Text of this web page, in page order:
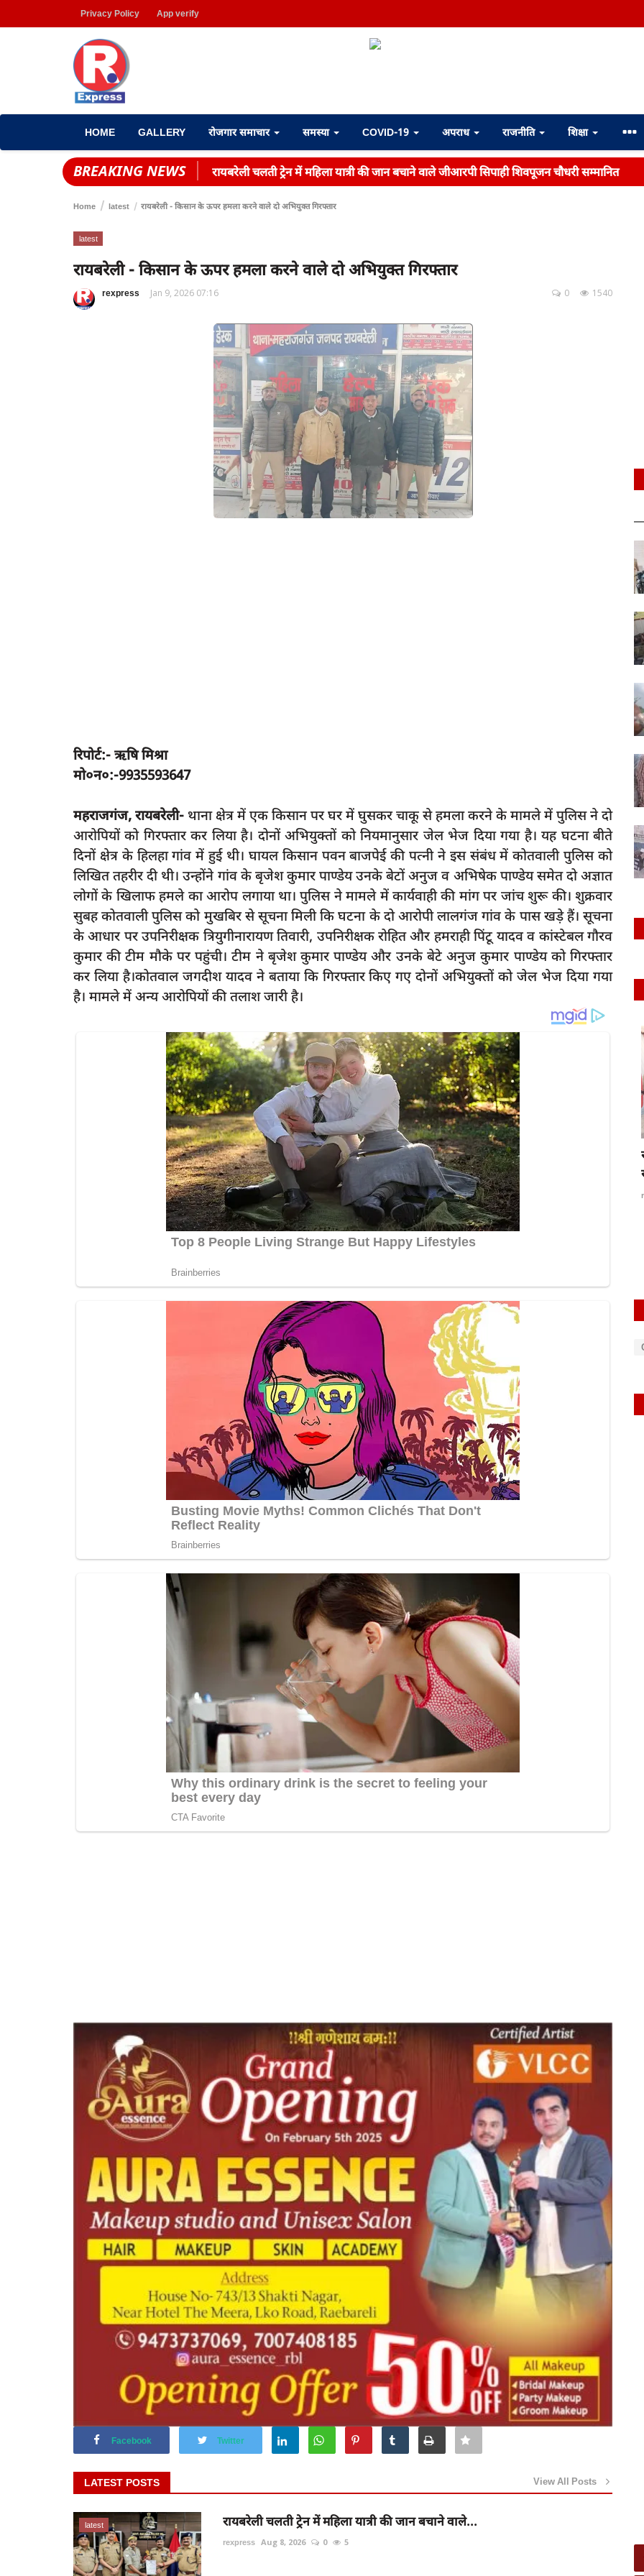
Privacy Policy App verify
HOME GALLERY रोजगार समाचार समस्या COVID-19 अपराध राजनीति शिक्षा
BREAKING NEWS रायबरेली चलती ट्रेन में महिला यात्री की जान बचाने वाले जीआरपी सिपाही शिवपूजन चौधरी सम्मानित
Home latest रायबरेली - किसान के ऊपर हमला करने वाले दो अभियुक्त गिरफ्तार
latest
रायबरेली - किसान के ऊपर हमला करने वाले दो अभियुक्त गिरफ्तार
rexpress Jan 9, 2026 07:16 1540
0
रिपोर्ट:- ऋषि मिश्रा
मो०न०:-9935593647
महराजगंज, रायबरेली- थाना क्षेत्र में एक किसान पर घर में घुसकर चाकू से हमला करने के मामले में पुलिस ने दो
आरोपियों को गिरफ्तार कर लिया है। दोनों अभियुक्तों को नियमानुसार जेल भेज दिया गया है। यह घटना बीते
दिनों क्षेत्र के हिलहा गांव में हुई थी। घायल किसान पवन बाजपेई की पत्नी ने इस संबंध में कोतवाली पुलिस को
लिखित तहरीर दी थी। उन्होंने गांव के बृजेश कुमार पाण्डेय उनके बेटों अनुज व अभिषेक पाण्डेय समेत दो अज्ञात
लोगों के खिलाफ हमले का आरोप लगाया था। पुलिस ने मामले में कार्यवाही की मांग पर जांच शुरू की। शुक्रवार
सुबह कोतवाली पुलिस को मुखबिर से सूचना मिली कि घटना के दो आरोपी लालगंज गांव के पास खड़े हैं। सूचना
के आधार पर उपनिरीक्षक त्रियुगीनारायण तिवारी, उपनिरीक्षक रोहित और हमराही पिंटू यादव व कांस्टेबल गौरव
कुमार की टीम मौके पर पहुंची। टीम ने बृजेश कुमार पाण्डेय और उनके बेटे अनुज कुमार पाण्डेय को गिरफ्तार
कर लिया है।कोतवाल जगदीश यादव ने बताया कि गिरफ्तार किए गए दोनों अभियुक्तों को जेल भेज दिया गया
है। मामले में अन्य आरोपियों की तलाश जारी है।
Facebook Twitter
LATEST POSTS View All Posts
latest रायबरेली चलती ट्रेन में महिला यात्री की जान बचाने वाले...
rexpress Aug 8, 2026 0 5
रायबरेली में फर्जी SDM बनकर पीड़ित को दी
धमकी,ऑडियो हुआ...
Oct 20, 2024 0 591
latest
रायबरेली-डीएम और एसपी की अध्यक्षता में सम्पूर्ण
समाधान...
rexpress Apr 26, 2025 0 97